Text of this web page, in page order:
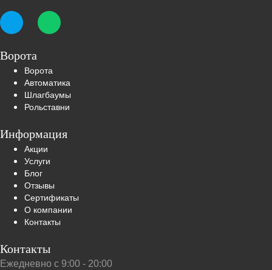
Ворота
Ворота
Автоматика
Шлагбаумы
Рольставни
Информация
Акции
Услуги
Блог
Отзывы
Сертификаты
О компании
Контакты
Контакты
Ежедневно с 9:00 - 20:00